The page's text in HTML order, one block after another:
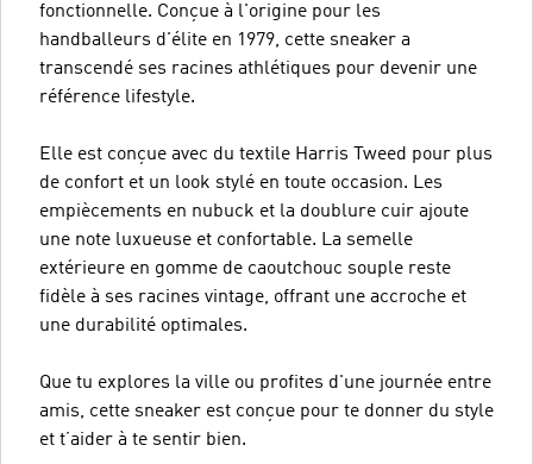
fonctionnelle. Conçue à l'origine pour les
handballeurs d'élite en 1979, cette sneaker a
transcendé ses racines athlétiques pour devenir une
référence lifestyle.
Elle est conçue avec du textile Harris Tweed pour plus
de confort et un look stylé en toute occasion. Les
empiècements en nubuck et la doublure cuir ajoute
une note luxueuse et confortable. La semelle
extérieure en gomme de caoutchouc souple reste
fidèle à ses racines vintage, offrant une accroche et
une durabilité optimales.
Que tu explores la ville ou profites d'une journée entre
amis, cette sneaker est conçue pour te donner du style
et t’aider à te sentir bien.